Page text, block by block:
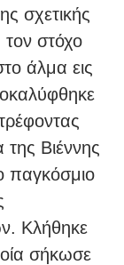
σχετικής
στόχο
άλμα εις
Βιέννης
παγκόσμιο
Κλήθηκε
σήκωσε